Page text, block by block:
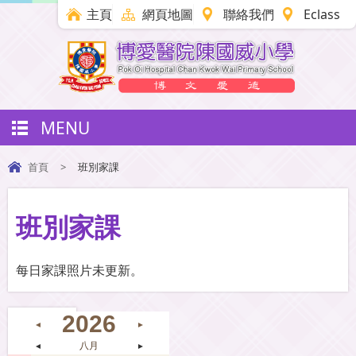
主頁 網頁地圖 聯絡我們 Eclass
MENU
首頁 > 班別家課
班別家課
每日家課照片未更新。
◄ 2026
►
◄
八月 ►